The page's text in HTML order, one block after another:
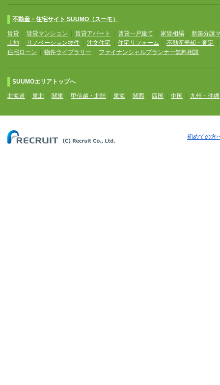
不動産・住宅サイト SUUMO（スーモ）
賃貸 賃貸マンション 賃貸アパート 賃貸一戸建て 家賃相場
新築分譲
土地
リノベーション物件 注文住宅 住宅リフォーム 不動産売却・査定
住宅ローン
物件ライブラリー ファイナンシャルプランナー無料相談
SUUMOエリアトップへ
北海道 東北 関東 甲信越・北陸 東海 関西 四国 中国 九州・沖縄
初めての方